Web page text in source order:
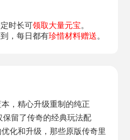
时长可领取大量元宝。
，每日都有珍惜材料赠送。
，精心升级重制的纯正
保留了传奇的经典玩法配
化和升级，那些原版传奇里